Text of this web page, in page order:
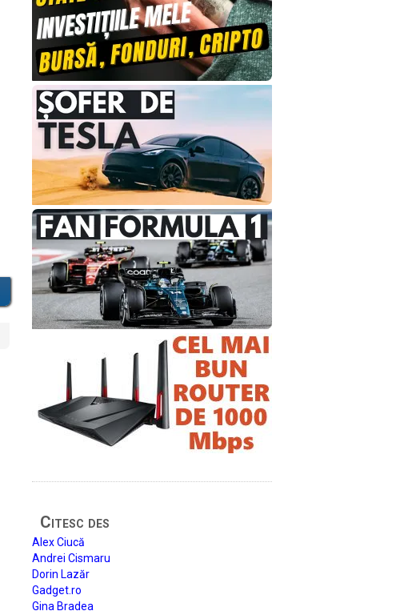
Citesc des
Alex Ciucă
Andrei Cismaru
Dorin Lazăr
Gadget.ro
Gina Bradea